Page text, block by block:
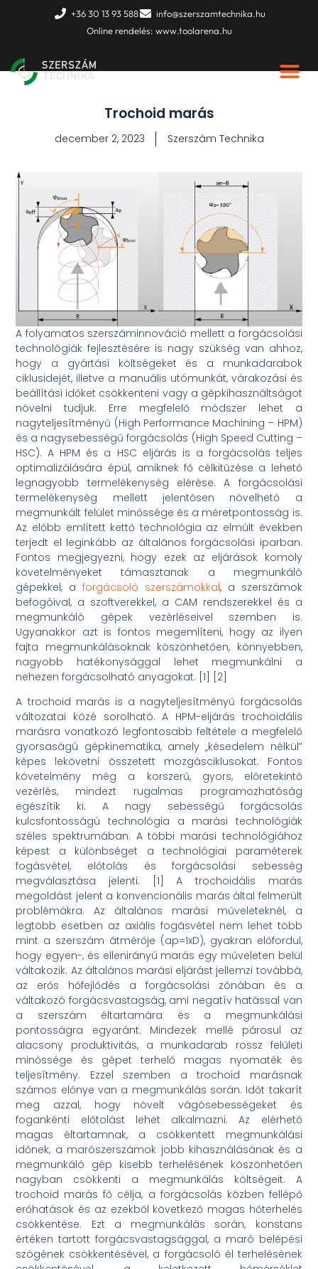
+36 30 13 93 588
info@szerszamtechnika.hu
Online rendelés: www.toolarena.hu
Trochoid marás
december 2, 2023 Szerszám Technika
A folyamatos szerszáminnováció mellett a forgácsolási
technológiák fejlesztésére is nagy szükség van ahhoz,
hogy a gyártási költségeket és a munkadarabok
ciklusidejét, illetve a manuális utómunkát, várakozási és
beállítási időket csökkenteni vagy a gépkihasználtságot
növelni tudjuk. Erre megfelelő módszer lehet a
nagyteljesítményű (High Performance Machining – HPM)
és a nagysebességű forgácsolás (High Speed Cutting –
HSC). A HPM és a HSC eljárás is a forgácsolás teljes
optimalizálására épül, amiknek fő célkitűzése a lehető
legnagyobb termelékenység elérése. A forgácsolási
termelékenység mellett jelentősen növelhető a
megmunkált felület minőssége és a méretpontosság is.
Az előbb említett kettő technológia az elmúlt években
terjedt el leginkább az általános forgácsolási iparban.
Fontos megjegyezni, hogy ezek az eljárások komoly
követelményeket támasztanak a megmunkáló
gépekkel, aforgácsoló szerszámokkal, a szerszámok
befogóival, a szoftverekkel, a CAM rendszerekkel és a
megmunkáló gépek vezérléseivel szemben is.
Ugyanakkor azt is fontos megemlíteni, hogy az ilyen
fajta megmunkálásoknak köszönhetően, könnyebben,
nagyobb hatékonysággal lehet megmunkálni a
nehezen forgácsolható anyagokat. [1] [2]
A trochoid marás is a nagyteljesítményű forgácsolás
változatai közé sorolható. A HPM-eljárás trochoidális
marásra vonatkozó legfontosabb feltétele a megfelelő
gyorsaságú gépkinematika, amely „késedelem nélkül”
képes lekövetni összetett mozgásciklusokat. Fontos
követelmény még a korszerű, gyors, előretekintő
vezérlés, mindezt rugalmas programozhatóság
egészítik ki. A nagy sebességű forgácsolás
kulcsfontosságú technológia a marási technológiák
széles spektrumában. A többi marási technológiához
képest a különbséget a technológiai paraméterek
fogásvétel, előtolás és forgácsolási sebesség
megválasztása jelenti. [1] A trochoidális marás
megoldást jelent a konvencionális marás által felmerült
problémákra. Az általános marási műveleteknél, a
legtöbb esetben az axiális fogásvétel nem lehet több
mint a szerszám átmérője (ap=1xD), gyakran előfordul,
hogy egyen-, és ellenirányú marás egy műveleten belül
váltakozik. Az általános marási eljárást jellemzi továbbá,
az erős hőfejlődés a forgácsolási zónában és a
váltakozó forgácsvastagság, ami negatív hatással van
a szerszám éltartamára és a megmunkálási
pontosságra egyaránt. Mindezek mellé párosul az
alacsony produktivitás, a munkadarab rossz felületi
minőssége és gépet terhelő magas nyomaték és
teljesítmény. Ezzel szemben a trochoid marásnak
számos előnye van a megmunkálás során. Időt takarít
meg azzal, hogy növelt vágósebességeket és
fogankénti előtolást lehet alkalmazni. Az elérhető
magas éltartamnak, a csökkentett megmunkálási
időnek, a marószerszámok jobb kihasználásának és a
megmunkáló gép kisebb terhelésének köszönhetően
nagyban csökkenti a megmunkálás költségeit. A
trochoid marás fő célja, a forgácsolás közben fellépő
erőhatások és az ezekből következő magas hőterhelés
csökkentése. Ezt a megmunkálás során, konstans
értéken tartott forgácsvastagsággal, a maró belépési
szögének csökkentésével, a forgácsoló él terhelésének